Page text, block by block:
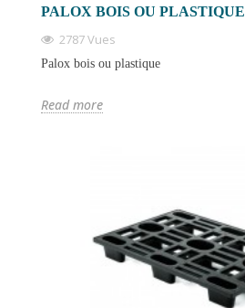
PALOX BOIS OU PLASTIQUE
2787 Vues
Palox bois ou plastique
Read more